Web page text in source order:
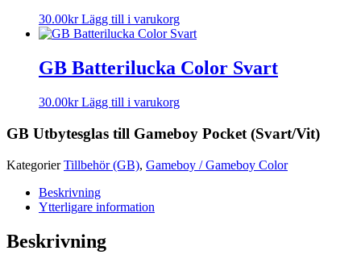
30.00kr Lägg till i varukorg
GB Batterilucka Color Svart
30.00kr Lägg till i varukorg
GB Utbytesglas till Gameboy Pocket (Svart/Vit)
Kategorier Tillbehör (GB), Gameboy / Gameboy Color
Beskrivning
Ytterligare information
Beskrivning